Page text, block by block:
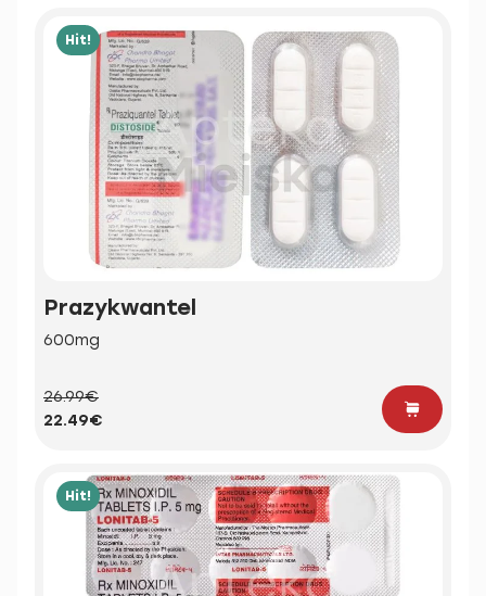
Hit!
Prazykwantel
600mg
26.99€
22.49€
Hit!